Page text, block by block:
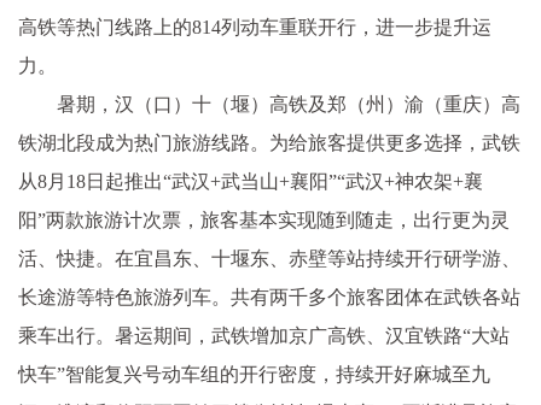
高铁等热门线路上的814列动车重联开行，进一步提升运
力。
暑期，汉（口）十（堰）高铁及郑（州）渝（重庆）高
铁湖北段成为热门旅游线路。为给旅客提供更多选择，武铁
从8月18日起推出“武汉+武当山+襄阳”“武汉+神农架+襄
阳”两款旅游计次票，旅客基本实现随到随走，出行更为灵
活、快捷。在宜昌东、十堰东、赤壁等站持续开行研学游、
长途游等特色旅游列车。共有两千多个旅客团体在武铁各站
乘车出行。暑运期间，武铁增加京广高铁、汉宜铁路“大站
快车”智能复兴号动车组的开行密度，持续开好麻城至九